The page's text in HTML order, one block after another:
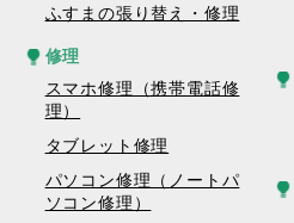
ふすまの張り替え・修理
修理
スマホ修理（携帯電話修
理）
タブレット修理
パソコン修理（ノートパ
ソコン修理）